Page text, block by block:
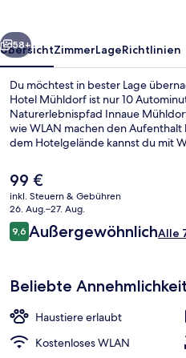
Weiter
58+
ÜbersichtZimmerLageRichtlinien
Du möchtest in bester Lage
Hotel Mühldorf ist nur 10
Naturerlebnispfad Innaue
wie WLAN machen den
dem Hotelgelände kannst du mit
Barockstil gehören eine Snackbar,
zur Fahrradreinigung.
Der
aktuelle
Preis
beträgt
99 €.
99 €
inkl. Steuern & Gebühren
26. Aug.–27. Aug.
Bewertungen
9,69,6 von 10.
AußergewöhnlichAlle
Beliebte
Haustiere erlaubt
Kostenloses WLAN